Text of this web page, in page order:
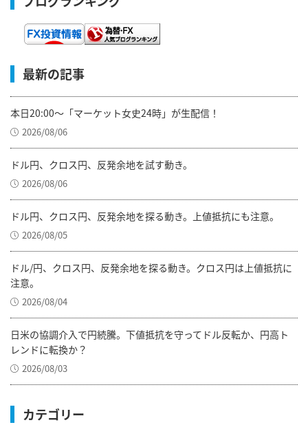
最新の記事
本日20:00～「マーケット女史24時」が生配信！
2026/08/06
ドル円、クロス円、反発余地を試す動き。
2026/08/06
ドル円、クロス円、反発余地を探る動き。上値抵抗にも注意。
2026/08/05
ドル/円、クロス円、反発余地を探る動き。クロス円は上値抵抗に
注意。
2026/08/04
日米の協調介入で円続騰。下値抵抗を守ってドル反転か、円高ト
レンドに転換か？
2026/08/03
カテゴリー